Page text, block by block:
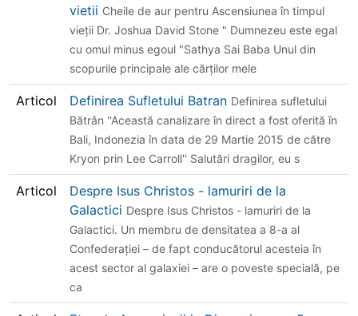
vietii Cheile de aur pentru Ascensiunea în timpul
vieţii Dr. Joshua David Stone " Dumnezeu este egal
cu omul minus egoul "Sathya Sai Baba Unul din
scopurile principale ale cărţilor mele
Articol Definirea Sufletului Batran Definirea sufletului
Bătrân ''Această canalizare în direct a fost oferită în
Bali, Indonezia în data de 29 Martie 2015 de către
Kryon prin Lee Carroll'' Salutări dragilor, eu s
Articol
Despre Isus Christos - lamuriri de la
Galactici Despre Isus Christos - lamuriri de la
Galactici. Un membru de densitatea a 8-a al
Confederaţiei – de fapt conducătorul acesteia în
acest sector al galaxiei – are o poveste specială, pe
ca